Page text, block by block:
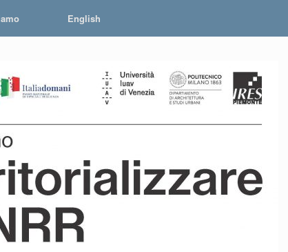
English